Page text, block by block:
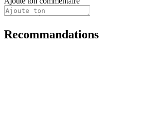
Recommandations